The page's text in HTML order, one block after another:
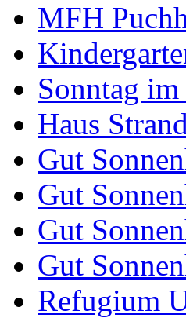
MFH
Sonntag
Haus
Gut
Gut
Gut
Gut
Refugium